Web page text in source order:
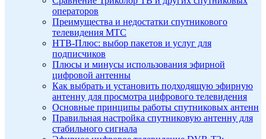
операторов
Преимущества и недостатки спутникового
телевидения МТС
НТВ-Плюс: выбор пакетов и услуг для
подписчиков
Плюсы и минусы использования эфирной
цифровой антенны
Как выбрать и установить подходящую эфирную
антенну для просмотра цифрового телевидения
Основные принципы работы спутниковых антенн
Правильная настройка спутниковую антенну для
стабильного сигнала